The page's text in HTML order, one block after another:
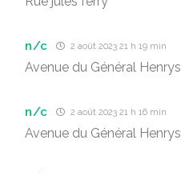
n/c 2 août 2023 21 h 19 min
Avenue du Général Henrys
n/c 2 août 2023 21 h 16 min
Avenue du Général Henrys